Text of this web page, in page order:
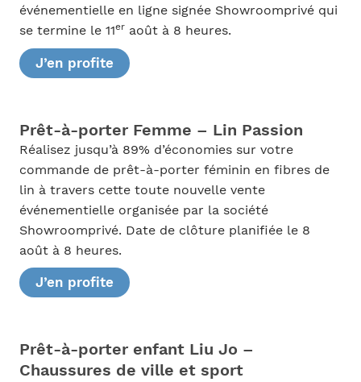
événementielle en ligne signée Showroomprivé qui
se termine le 11eraoût à 8 heures.
J’en profite
Prêt-à-porter Femme – Lin Passion
Réalisez jusqu’à 89% d’économies sur votre
commande de prêt-à-porter féminin en fibres de
lin à travers cette toute nouvelle vente
événementielle organisée par la société
Showroomprivé. Date de clôture planifiée le 8
août à 8 heures.
J’en profite
Prêt-à-porter enfant Liu Jo –
Chaussures de ville et sport